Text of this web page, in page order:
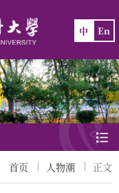
中 En
首页 人物潮 正文